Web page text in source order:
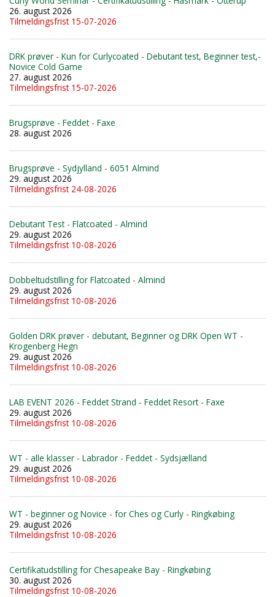
26. august 2026
Tilmeldingsfrist 15-07-2026
DRK prøver - Kun for Curlycoated - Debutant test, Beginner test,-
Novice Cold Game
27. august 2026
Tilmeldingsfrist 15-07-2026
Brugsprøve - Feddet - Faxe
28. august 2026
Brugsprøve - Sydjylland - 6051 Almind
29. august 2026
Tilmeldingsfrist 24-08-2026
Debutant Test - Flatcoated - Almind
29. august 2026
Tilmeldingsfrist 10-08-2026
Dobbeltudstilling for Flatcoated - Almind
29. august 2026
Tilmeldingsfrist 10-08-2026
Golden DRK prøver - debutant, Beginner og DRK Open WT -
Krogenberg Hegn
29. august 2026
Tilmeldingsfrist 10-08-2026
LAB EVENT 2026 - Feddet Strand - Feddet Resort - Faxe
29. august 2026
Tilmeldingsfrist 10-08-2026
WT - alle klasser - Labrador - Feddet - Sydsjælland
29. august 2026
Tilmeldingsfrist 10-08-2026
WT - beginner og Novice - for Ches og Curly - Ringkøbing
29. august 2026
Tilmeldingsfrist 10-08-2026
Certifikatudstilling for Chesapeake Bay - Ringkøbing
30. august 2026
Tilmeldingsfrist 10-08-2026